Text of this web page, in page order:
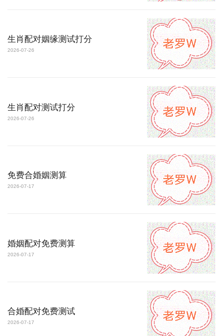
生肖配对姻缘测试打分
2026-07-26
生肖配对测试打分
2026-07-26
免费合婚姻测算
2026-07-17
婚姻配对免费测算
2026-07-17
合婚配对免费测试
2026-07-17